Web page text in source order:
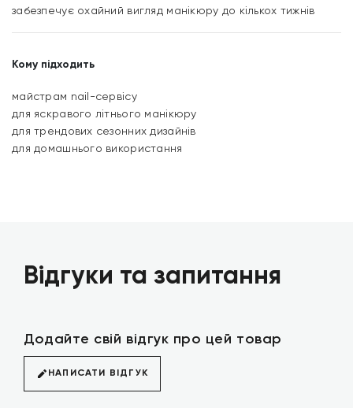
забезпечує охайний вигляд манікюру до кількох тижнів
Кому підходить
майстрам nail-сервісу
для яскравого літнього манікюру
для трендових сезонних дизайнів
для домашнього використання
Відгуки та запитання
Додайте свій відгук про цей товар
НАПИСАТИ ВІДГУК